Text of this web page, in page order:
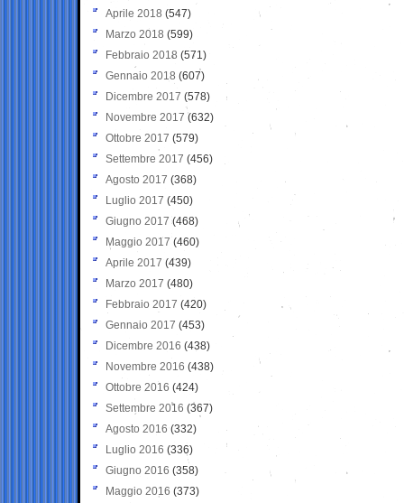
Aprile 2018 (547)
Marzo 2018 (599)
Febbraio 2018 (571)
Gennaio 2018 (607)
Dicembre 2017 (578)
Novembre 2017 (632)
Ottobre 2017 (579)
Settembre 2017 (456)
Agosto 2017 (368)
Luglio 2017 (450)
Giugno 2017 (468)
Maggio 2017 (460)
Aprile 2017 (439)
Marzo 2017 (480)
Febbraio 2017 (420)
Gennaio 2017 (453)
Dicembre 2016 (438)
Novembre 2016 (438)
Ottobre 2016 (424)
Settembre 2016 (367)
Agosto 2016 (332)
Luglio 2016 (336)
Giugno 2016 (358)
Maggio 2016 (373)